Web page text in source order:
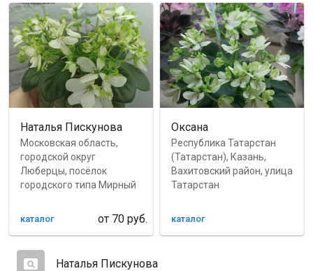
Наталья Пискунова
Московская область,
городской округ
Люберцы, посёлок
городского типа Мирный
каталог от 70 руб.
Оксана
Республика Татарстан
(Татарстан), Казань,
Вахитовский район, улица
Татарстан
каталог
Наталья Пискунова